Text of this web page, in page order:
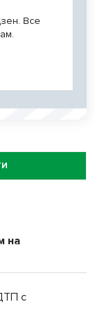
Все
на
с